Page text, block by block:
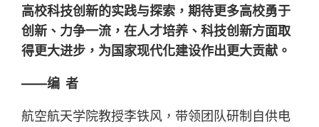
高校科技创新的实践与探索，期待更多高校勇于
创新、力争一流，在人才培养、科技创新方面取
得更大进步，为国家现代化建设作出更大贡献。
——编 者
航空航天学院教授李铁风，带领团队研制自供电